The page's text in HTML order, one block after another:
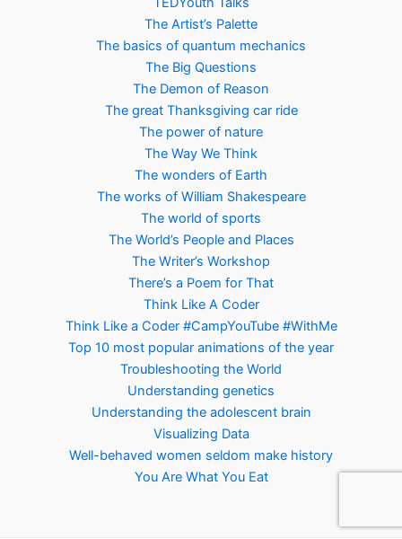
The Artist’s Palette
The basics of quantum mechanics
The Big Questions
The Demon of Reason
The great Thanksgiving car ride
The power of nature
The Way We Think
The wonders of Earth
The works of William Shakespeare
The world of sports
The World’s People and Places
The Writer’s Workshop
There’s a Poem for That
Think Like A Coder
Think Like a Coder #CampYouTube #WithMe
Top 10 most popular animations of the year
Troubleshooting the World
Understanding genetics
Understanding the adolescent brain
Visualizing Data
Well-behaved women seldom make history
You Are What You Eat